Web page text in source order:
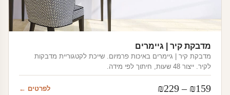
מדבקת קיר | גיימרים
מדבקת קיר | גיימרים באיכות פרמיום. שייכת לקטגוריית מדבקות
לקיר. ייצור 48 שעות, חיתוך לפי מידה.
₪159
–
₪229 לפרטים ←